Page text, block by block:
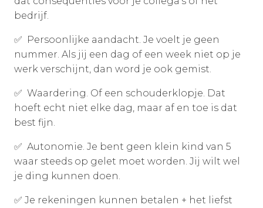
bedrijf.
✅ Persoonlijke aandacht. Je voelt je geen
nummer. Als jij een dag of een week niet op je
werk verschijnt, dan word je ook gemist.
✅ Waardering. Of een schouderklopje. Dat
hoeft echt niet elke dag, maar af en toe is dat
best fijn.
✅ Autonomie. Je bent geen klein kind van 5
waar steeds op gelet moet worden. Jij wilt wel
je ding kunnen doen.
✅ Je rekeningen kunnen betalen + het liefst